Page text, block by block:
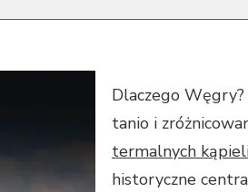
Dlaczego Węgry?
tanio i
termalnych
historyczne